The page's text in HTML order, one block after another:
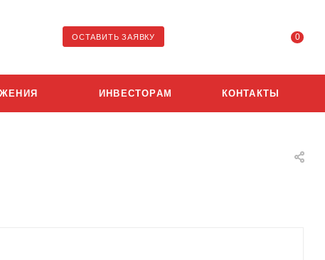
ОСТАВИТЬ ЗАЯВКУ 0
ИНВЕСТОРАМ КОНТАКТЫ